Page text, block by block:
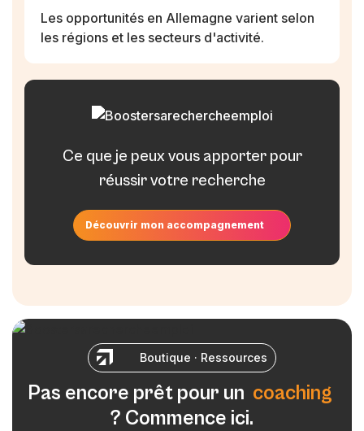
Les opportunités en Allemagne varient selon
les régions et les secteurs d'activité.
Ce que je peux vous apporter pour
réussir votre recherche
Découvrir mon accompagnement
Boutique · Ressources
Pas encore prêt pour un coaching
? Commence ici.